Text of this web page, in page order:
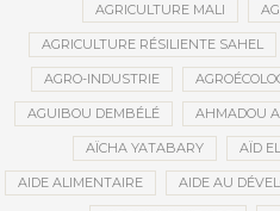
AGRICULTURE MALI
AGRICULTURE RÉSILIENTE SAHEL
AGRO-INDUSTRIE
AGUIBOU DEMBÉLÉ AHMADOU
AÏCHA YATABARY AÏD
AIDE ALIMENTAIRE AIDE AU